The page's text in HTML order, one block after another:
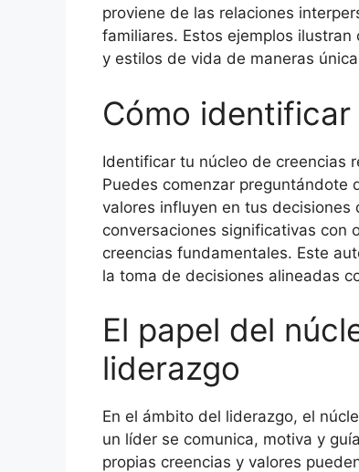
proviene de las relaciones
familiares. Estos ejemplos
y estilos de vida de maneras
Cómo
Identificar tu núcleo de creencias
Puedes comenzar preguntándote
valores influyen en tus
conversaciones significativas con
creencias fundamentales. Este
la toma de decisiones alineadas
El papel del
liderazgo
En el ámbito del liderazgo, el
un líder se comunica, motiva y
propias creencias y valores